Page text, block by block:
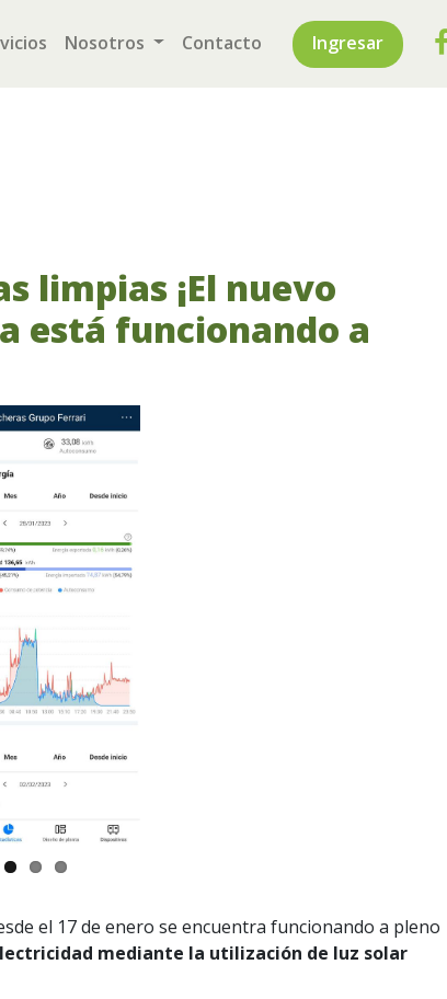
Nosotros Contacto Ingresar
limpias ¡El nuevo
está funcionando a
el 17 de enero se encuentra funcionando a pleno
mediante la utilización de luz solar